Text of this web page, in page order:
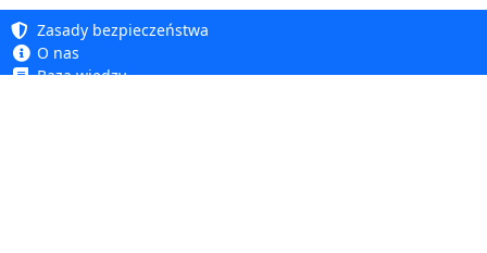
Zasady bezpieczeństwa
O nas
Baza wiedzy